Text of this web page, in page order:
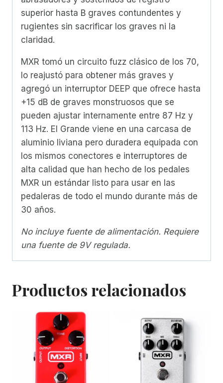
superior hasta B graves contundentes y
rugientes sin sacrificar los graves ni la
claridad.
MXR tomó un circuito fuzz clásico de los 70,
lo reajustó para obtener más graves y
agregó un interruptor DEEP que ofrece hasta
+15 dB de graves monstruosos que se
pueden ajustar internamente entre 87 Hz y
113 Hz. El Grande viene en una carcasa de
aluminio liviana pero duradera equipada con
los mismos conectores e interruptores de
alta calidad que han hecho de los pedales
MXR un estándar listo para usar en las
pedaleras de todo el mundo durante más de
30 años.
No incluye fuente de alimentación. Requiere
una fuente de 9V regulada.
Productos relacionados